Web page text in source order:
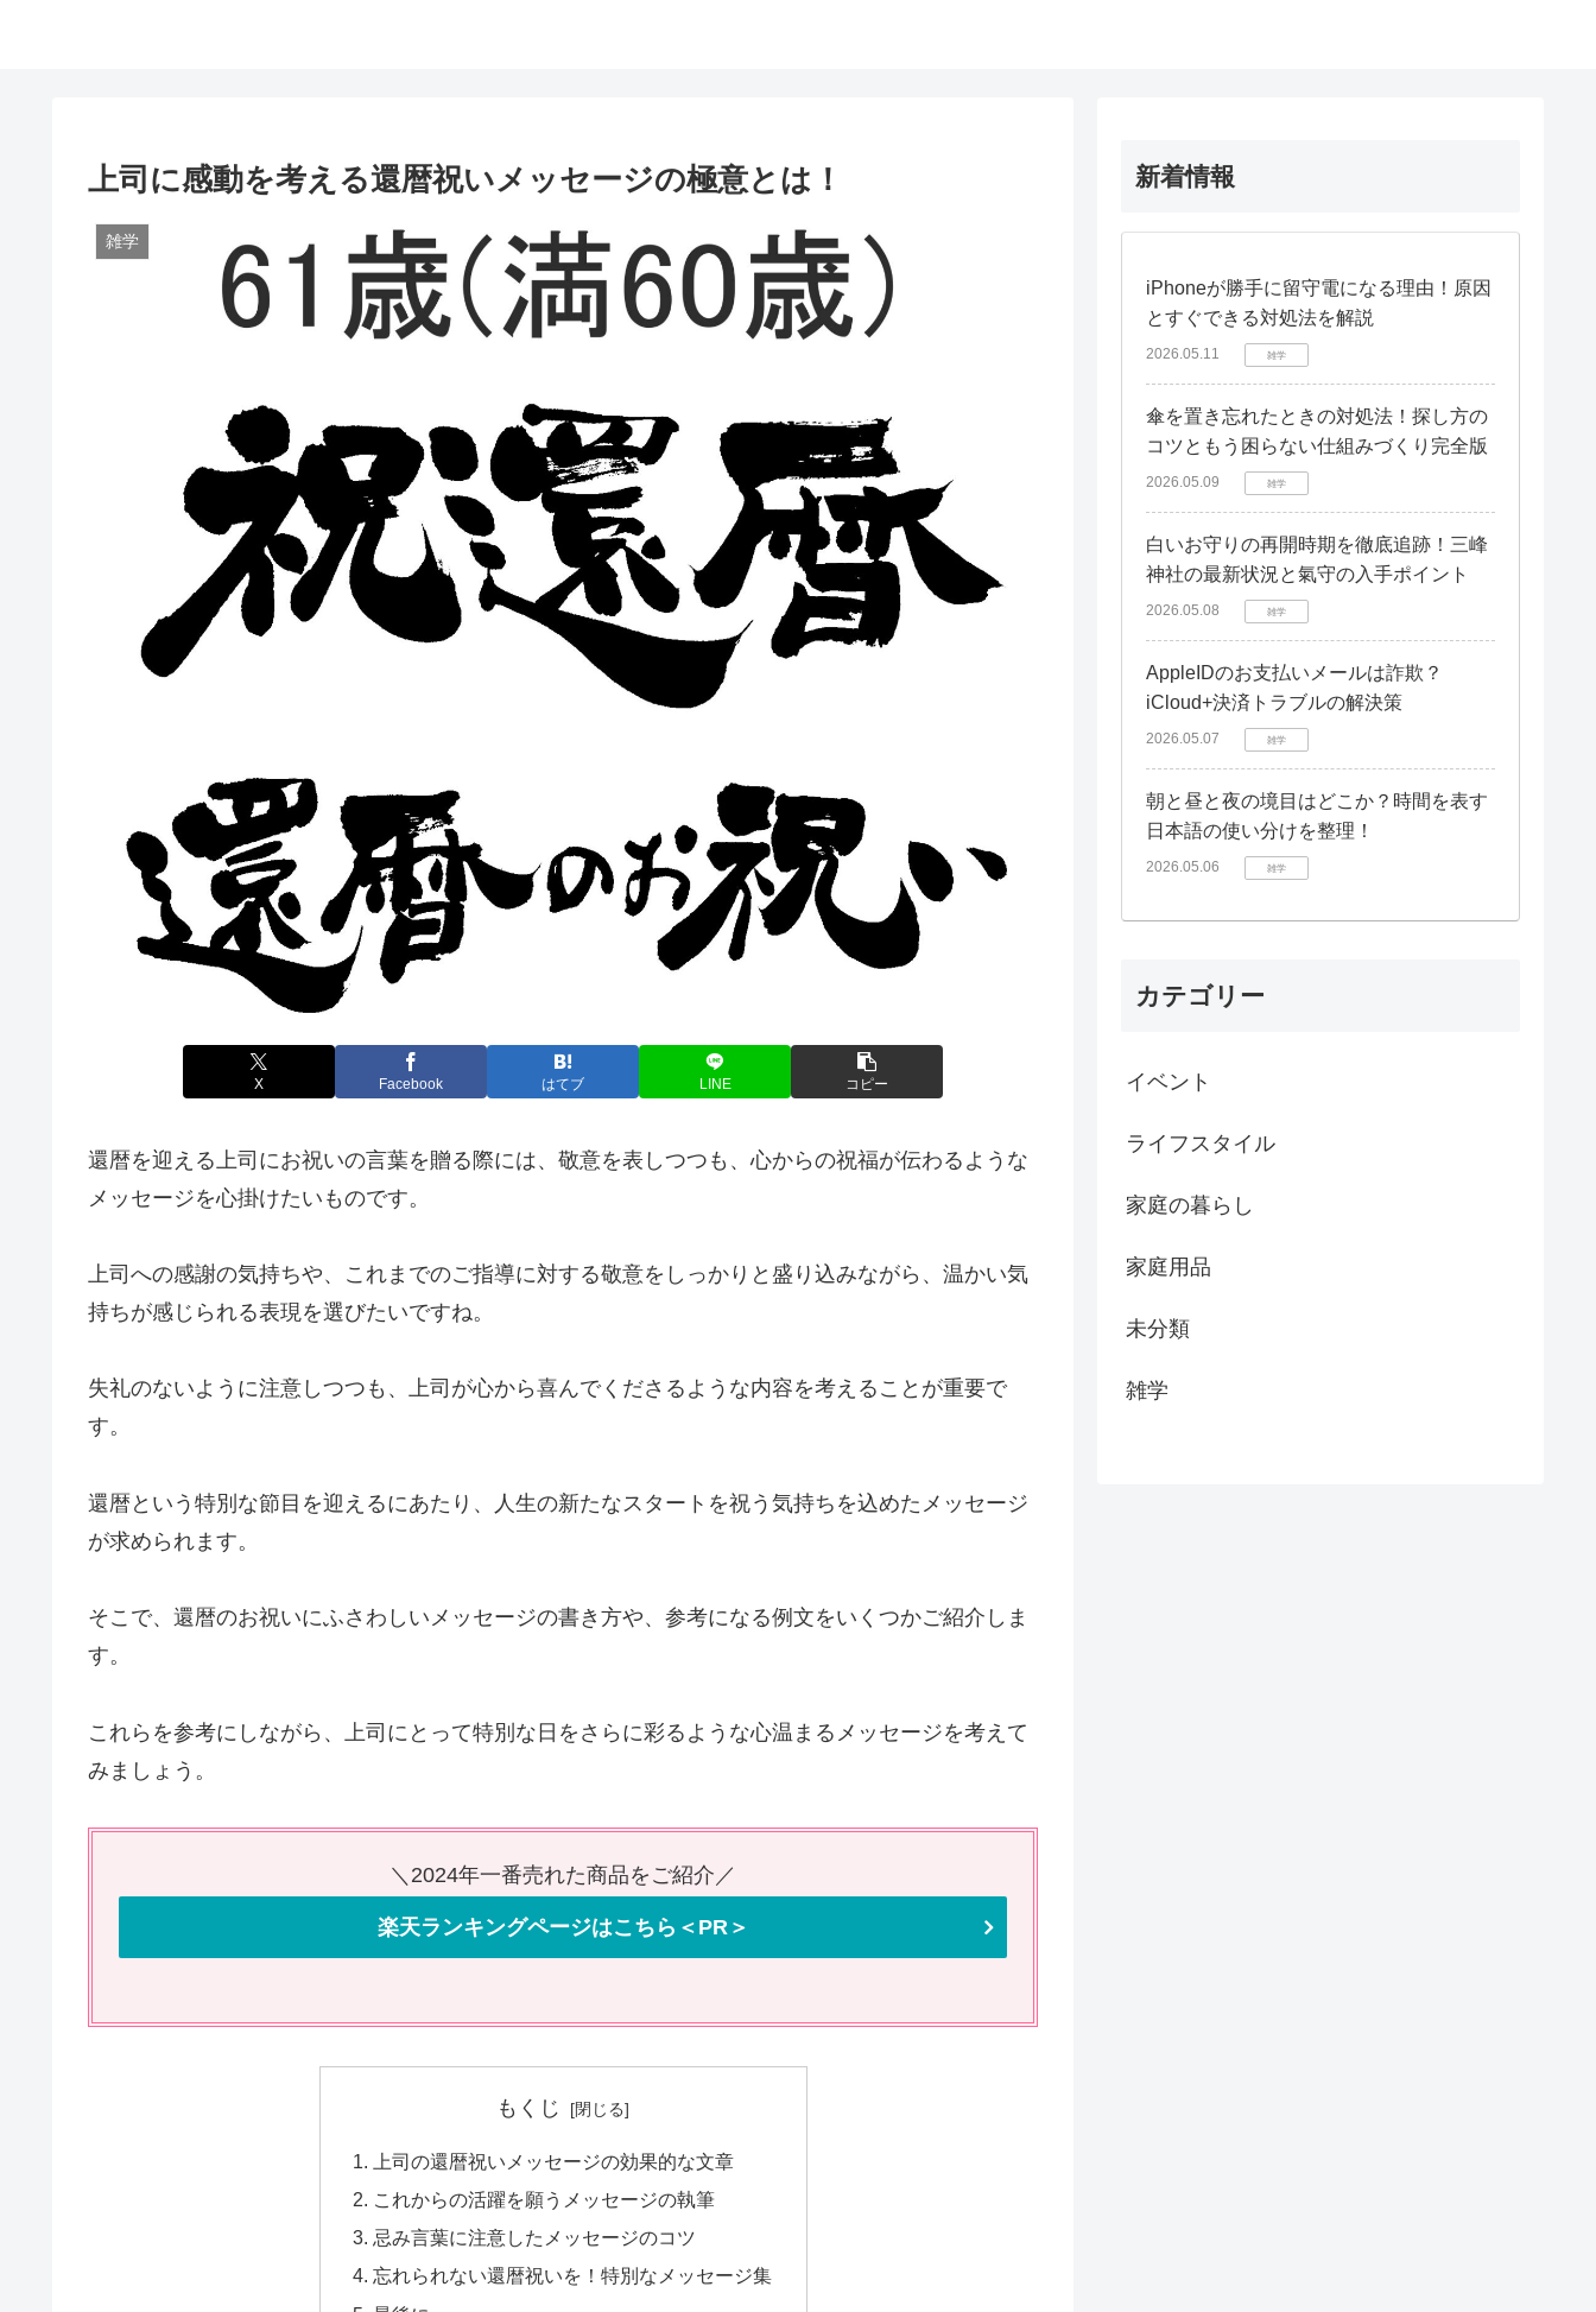
上司に感動を考える還暦祝いメッセージの極意とは！
雑学
X Facebook はてブ LINE コピー
還暦を迎える上司にお祝いの言葉を贈る際には、敬意を表しつつも、心からの祝福が伝わるような
メッセージを心掛けたいものです。
上司への感謝の気持ちや、これまでのご指導に対する敬意をしっかりと盛り込みながら、温かい気
持ちが感じられる表現を選びたいですね。
失礼のないように注意しつつも、上司が心から喜んでくださるような内容を考えることが重要で
す。
還暦という特別な節目を迎えるにあたり、人生の新たなスタートを祝う気持ちを込めたメッセージ
が求められます。
そこで、還暦のお祝いにふさわしいメッセージの書き方や、参考になる例文をいくつかご紹介しま
す。
これらを参考にしながら、上司にとって特別な日をさらに彩るような心温まるメッセージを考えて
みましょう。
＼2024年一番売れた商品をご紹介／
楽天ランキングページはこちら＜PR＞
もくじ
上司の還暦祝いメッセージの効果的な文章
これからの活躍を願うメッセージの執筆
忌み言葉に注意したメッセージのコツ
忘れられない還暦祝いを！特別なメッセージ集
新着情報
iPhoneが勝手に留守電になる理由！原因
とすぐできる対処法を解説
2026.05.11 雑学
傘を置き忘れたときの対処法！探し方の
コツともう困らない仕組みづくり完全版
2026.05.09 雑学
白いお守りの再開時期を徹底追跡！三峰
神社の最新状況と氣守の入手ポイント
2026.05.08 雑学
AppleIDのお支払いメールは詐欺？
iCloud+決済トラブルの解決策
2026.05.07 雑学
朝と昼と夜の境目はどこか？時間を表す
日本語の使い分けを整理！
2026.05.06 雑学
カテゴリー
イベント
ライフスタイル
家庭の暮らし
家庭用品
未分類
雑学